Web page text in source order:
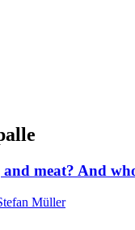
meat? And
Müller